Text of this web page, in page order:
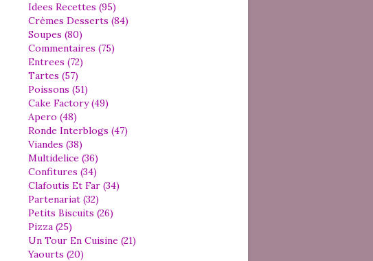
Idees Recettes (95)
Crèmes Desserts (84)
Soupes (80)
Commentaires (75)
Entrees (72)
Tartes (57)
Poissons (51)
Cake Factory (49)
Apero (48)
Ronde Interblogs (47)
Viandes (38)
Multidelice (36)
Confitures (34)
Clafoutis Et Far (34)
Partenariat (32)
Petits Biscuits (26)
Pizza (25)
Un Tour En Cuisine (21)
Yaourts (20)